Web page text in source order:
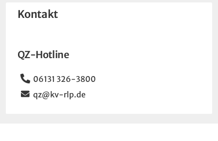
Kontakt
QZ-Hotline
Telefon
06131 326-3800
Email
qz@kv-rlp.de